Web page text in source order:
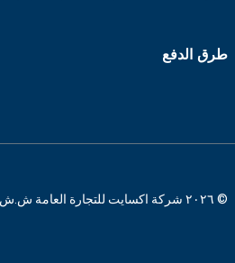
طرق الدفع
© ٢٠٢٦ شركة اكسايت للتجارة العامة ش.ش.و